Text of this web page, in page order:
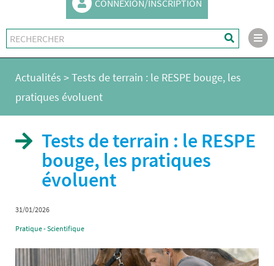
CONNEXION/INSCRIPTION
Actualités >Tests de terrain : le RESPE bouge, les
pratiques évoluent
Tests de terrain : le RESPE
bouge, les pratiques
évoluent
31/01/2026
Pratique - Scientifique